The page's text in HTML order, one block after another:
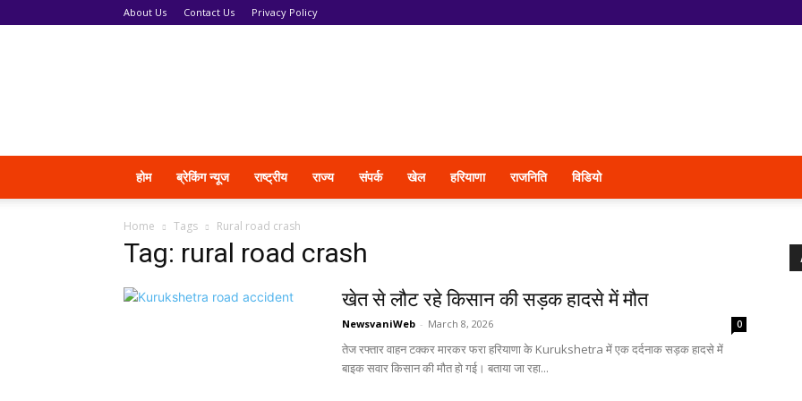
About Us Contact Us Privacy Policy
होम ब्रेकिंग न्यूज राष्ट्रीय राज्य संपर्क खेल हरियाणा राजनिति विडियो
Home Tags Rural road crash
Tag: rural road crash
खेत से लौट रहे किसान की सड़क हादसे में मौत
NewsvaniWeb - March 8, 2026 0
तेज रफ्तार वाहन टक्कर मारकर फरा हरियाणा के Kurukshetra में एक दर्दनाक सड़क हादसे में
बाइक सवार किसान की मौत हो गई। बताया जा रहा...